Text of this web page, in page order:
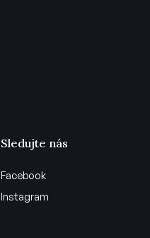
Sledujte nás
Facebook
Instagram